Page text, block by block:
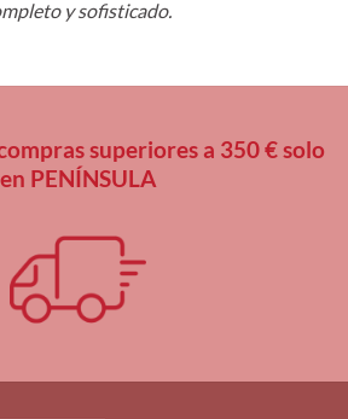
y sofisticado.
superiores a 350 € solo
en PENÍNSULA